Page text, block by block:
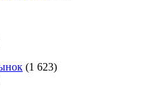
(1 623)